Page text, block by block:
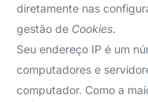
diretamente nas
gestão de Cookies.
Seu endereço IP é um
computadores e
computador. Como a